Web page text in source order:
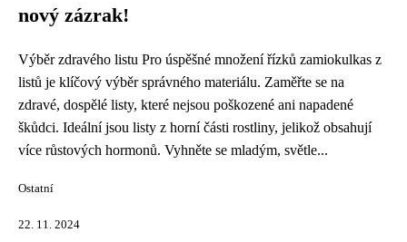
nový zázrak!
Výběr zdravého listu Pro úspěšné množení řízků zamiokulkas z
listů je klíčový výběr správného materiálu. Zaměřte se na
zdravé, dospělé listy, které nejsou poškozené ani napadené
škůdci. Ideální jsou listy z horní části rostliny, jelikož obsahují
více růstových hormonů. Vyhněte se mladým, světle...
Ostatní
22. 11. 2024